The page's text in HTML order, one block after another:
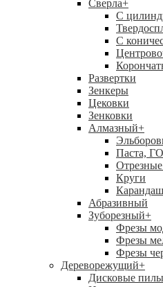
Сверла+
С
С
Развертки
Зенкеры
Цековки
Зенковки
Алмазный+
Паста,
Круги
Абразивный
Зуборезный+
Фрезы
Фрезы
Фрезы
Дереворежущий+
Дисковые пилы